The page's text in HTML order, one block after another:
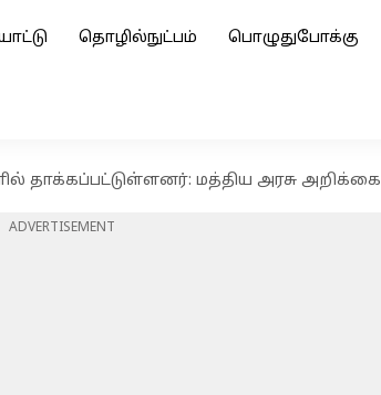
தொழில்நுட்பம் பொழுதுபோக்கு
தாக்கப்பட்டுள்ளனர்: மத்திய அரசு அறிக்கை
ADVERTISEMENT